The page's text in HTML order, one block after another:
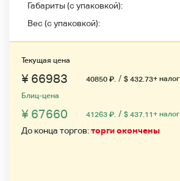
Габариты (с упаковкой):
Вес (с упаковкой):
Текущая цена
¥ 66983 40850 ₽. / $ 432.73+ налог
Блиц-цена
¥ 67660 41263 ₽. / $ 437.11+ налог
До конца торгов:торги окончены